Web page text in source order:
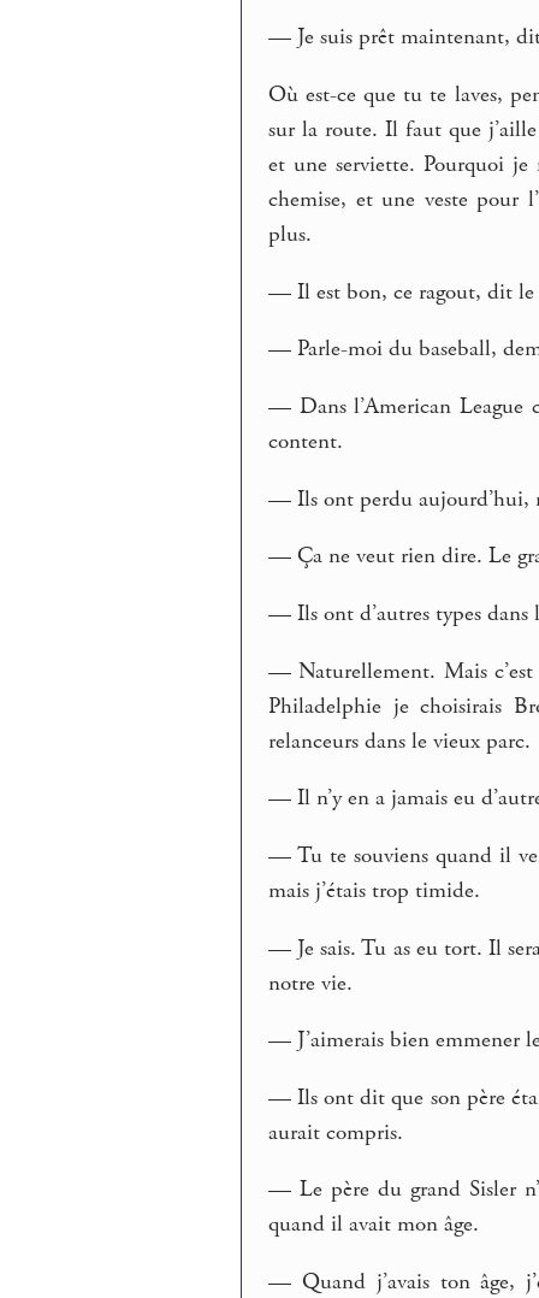
— Je suis prêt maintenant,
Où est-ce que tu te laves,
sur la route. Il faut que
et une serviette. Pourquoi
chemise, et une veste pour
plus.
— Il est bon, ce ragout, dit
— Parle-moi du baseball,
— Dans l’American League
content.
— Ils ont perdu aujourd’hui,
— Ça ne veut rien dire. Le
— Ils ont d’autres types dans
— Naturellement. Mais
Philadelphie je choisirais
relanceurs dans le vieux parc.
— Il n’y en a jamais eu
— Tu te souviens quand il
mais j’étais trop timide.
— Je sais. Tu as eu tort. Il
notre vie.
— J’aimerais bien emmener
— Ils ont dit que son père
aurait compris.
— Le père du grand Sisler
quand il avait mon âge.
— Quand j’avais ton âge,